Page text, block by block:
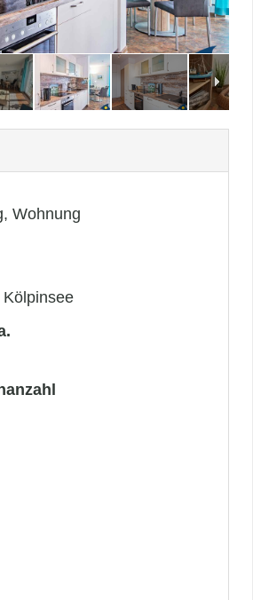
Wohnung